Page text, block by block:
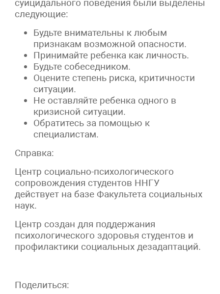
суицидального поведения были выделены
следующие:
Будьте внимательны к любым
признакам возможной опасности.
Принимайте ребенка как личность.
Будьте собеседником.
Оцените степень риска, критичности
ситуации.
Не оставляйте ребенка одного в
кризисной ситуации.
Обратитесь за помощью к
специалистам.
Справка:
Центр социально-психологического
сопровождения студентов ННГУ
действует на базе Факультета социальных
наук.
Центр создан для поддержания
психологического здоровья студентов и
профилактики социальных дезадаптаций.
Поделиться: